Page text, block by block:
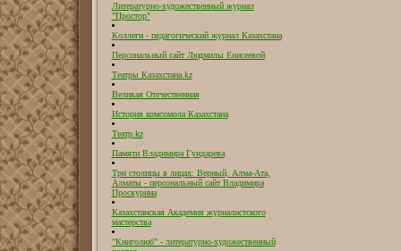
Литературно-художественный журнал
"Простор"
Коллеги - педагогический журнал Казахстана
Персональный сайт Людмилы Енисеевой
Театры Казахстана.kz
Великая Отечественная
История комсомола Казахстана
Театр.kz
Памяти Владимира Гундарева
Три столицы в лицах: Верный, Алма-Ата,
Алматы - персональный сайт Владимира
Проскурина
Казахстанская Академия журналистского
мастерства
"Книголюб" - литературно-художественный